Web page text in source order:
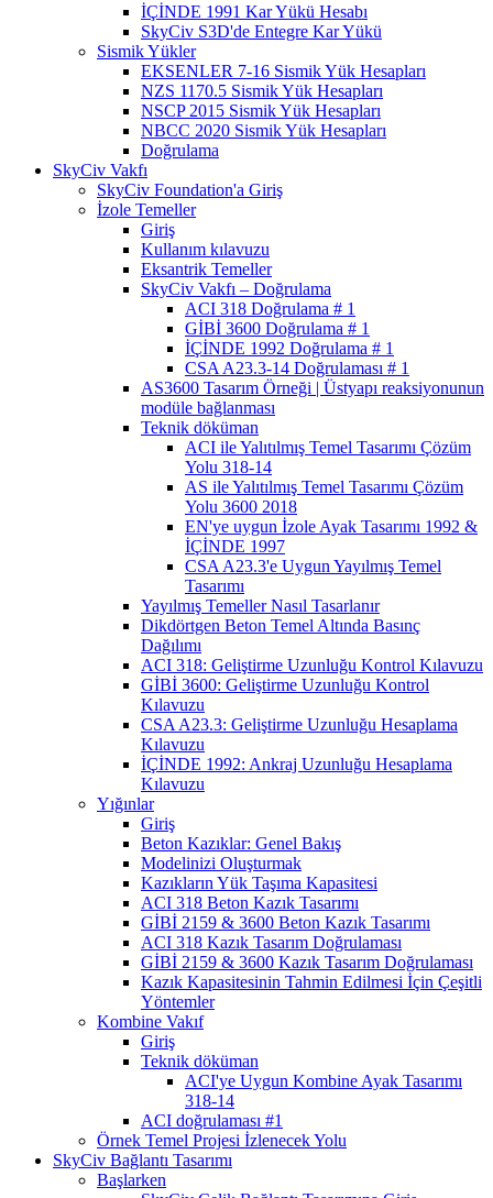
İÇİNDE 1991 Kar Yükü Hesabı
SkyCiv S3D'de Entegre Kar Yükü
Sismik Yükler
EKSENLER 7-16 Sismik Yük Hesapları
NZS 1170.5 Sismik Yük Hesapları
NSCP 2015 Sismik Yük Hesapları
NBCC 2020 Sismik Yük Hesapları
Doğrulama
SkyCiv Vakfı
SkyCiv Foundation'a Giriş
İzole Temeller
Giriş
Kullanım kılavuzu
Eksantrik Temeller
SkyCiv Vakfı – Doğrulama
ACI 318 Doğrulama # 1
GİBİ 3600 Doğrulama # 1
İÇİNDE 1992 Doğrulama # 1
CSA A23.3-14 Doğrulaması # 1
AS3600 Tasarım Örneği | Üstyapı reaksiyonunun
modüle bağlanması
Teknik döküman
ACI ile Yalıtılmış Temel Tasarımı Çözüm
Yolu 318-14
AS ile Yalıtılmış Temel Tasarımı Çözüm
Yolu 3600 2018
EN'ye uygun İzole Ayak Tasarımı 1992 &
İÇİNDE 1997
CSA A23.3'e Uygun Yayılmış Temel
Tasarımı
Yayılmış Temeller Nasıl Tasarlanır
Dikdörtgen Beton Temel Altında Basınç
Dağılımı
ACI 318: Geliştirme Uzunluğu Kontrol Kılavuzu
GİBİ 3600: Geliştirme Uzunluğu Kontrol
Kılavuzu
CSA A23.3: Geliştirme Uzunluğu Hesaplama
Kılavuzu
İÇİNDE 1992: Ankraj Uzunluğu Hesaplama
Kılavuzu
Yığınlar
Giriş
Beton Kazıklar: Genel Bakış
Modelinizi Oluşturmak
Kazıkların Yük Taşıma Kapasitesi
ACI 318 Beton Kazık Tasarımı
GİBİ 2159 & 3600 Beton Kazık Tasarımı
ACI 318 Kazık Tasarım Doğrulaması
GİBİ 2159 & 3600 Kazık Tasarım Doğrulaması
Kazık Kapasitesinin Tahmin Edilmesi İçin Çeşitli
Yöntemler
Kombine Vakıf
Giriş
Teknik döküman
ACI'ye Uygun Kombine Ayak Tasarımı
318-14
ACI doğrulaması #1
Örnek Temel Projesi İzlenecek Yolu
SkyCiv Bağlantı Tasarımı
Başlarken